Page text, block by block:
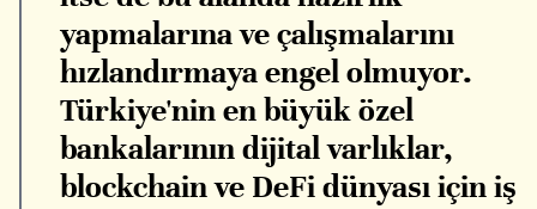
yapmalarına ve çalışmalarını
hızlandırmaya engel olmuyor.
Türkiye'nin en büyük özel
bankalarının dijital varlıklar,
blockchain ve DeFi dünyası için iş